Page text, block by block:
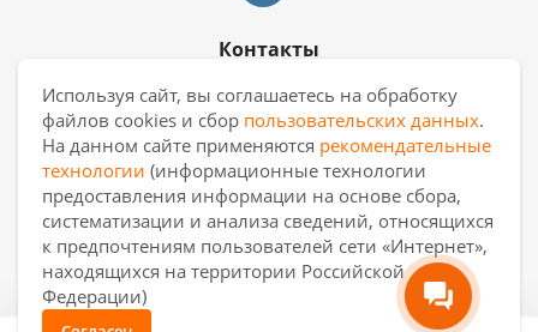
Контакты
8 909 017 69 26
ekb.manager@casa-ceramica.ru
Екатеринбург,ул. Новинская 2, склад
"С17"
Используя сайт, вы соглашаетесь на обработку
файлов cookies и сбор пользовательских данных.
На данном сайте применяются рекомендательные
технологии (информационные технологии
предоставления информации на основе сбора,
систематизации и анализа сведений, относящихся
к предпочтениям пользователей сети «Интернет»,
находящихся на территории Российской
Федерации)